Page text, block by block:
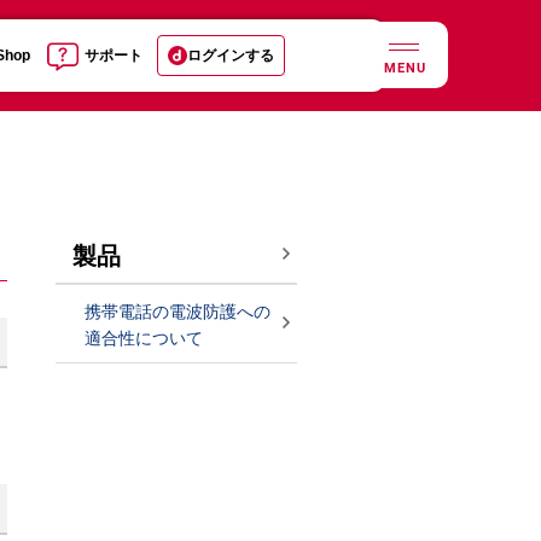
サポート ログインする
MENU
製品
携帯電話の電波防護への
適合性について